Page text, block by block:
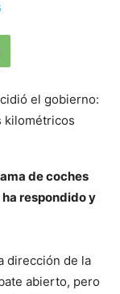
de coches
respondido y
dirección de la
abierto, pero